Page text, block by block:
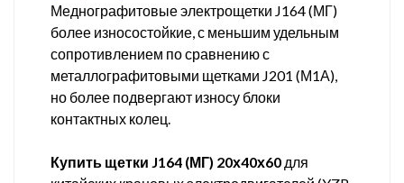
Меднографитовые электрощетки J164 (МГ)
более износостойкие, с меньшим удельным
сопротивлением по сравнению с
металлографитовыми щетками J201 (М1А),
но более подвергают износу блоки
контактных колец.
Купить щетки J164 (МГ) 20х40х60 для